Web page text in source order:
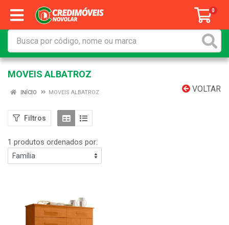
0
MOVEIS ALBATROZ
VOLTAR
INÍCIO MOVEIS ALBATROZ
Filtros
1 produtos ordenados por: